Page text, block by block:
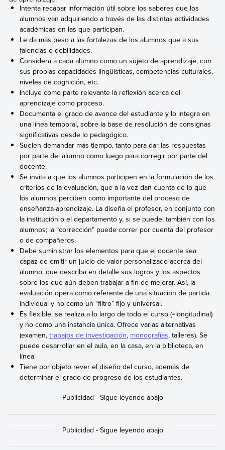
Intenta recabar información útil sobre los saberes que los
alumnos van adquiriendo a través de las distintas actividades
académicas en las que participan.
Le da más peso a las fortalezas de los alumnos que a sus
falencias o debilidades.
Considera a cada alumno como un sujeto de aprendizaje, con
sus propias capacidades lingüísticas, competencias culturales,
niveles de cognición, etc.
Incluye como parte relevante la reflexión acerca del
aprendizaje como proceso.
Documenta el grado de avance del estudiante y lo integra en
una línea temporal, sobre la base de resolución de consignas
significativas desde lo pedagógico.
Suelen demandar más tiempo, tanto para dar las respuestas
por parte del alumno como luego para corregir por parte del
docente.
Se invita a que los alumnos participen en la formulación de los
criterios de la evaluación, que a la vez dan cuenta de lo que
los alumnos perciben como importante del proceso de
enseñanza-aprendizaje. La diseña el profesor, en conjunto con
la institución o el departamento y, si se puede, también con los
alumnos; la “corrección” puede correr por cuenta del profesor
o de compañeros.
Debe suministrar los elementos para que el docente sea
capaz de emitir un juicio de valor personalizado acerca del
alumno, que describa en detalle sus logros y los aspectos
sobre los que aún deben trabajar a fin de mejorar. Así, la
evaluación opera como referente de una situación de partida
individual y no como un “filtro” fijo y universal.
Es flexible, se realiza a lo largo de todo el curso (=longitudinal)
y no como una instancia única. Ofrece varias alternativas
(examen,trabajos de investigación, monografías, talleres). Se
puede desarrollar en el aula, en la casa, en la biblioteca, en
línea.
Tiene por objeto rever el diseño del curso, además de
determinar el grado de progreso de los estudiantes.